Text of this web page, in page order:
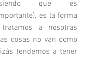
que es
es la forma
a nosotras
cosas no van como
tendemos a tener